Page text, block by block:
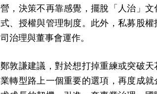
營，決策不再靠感覺，擺脫「人治」
式、授權與管理制度。此外，私募股
司治理與董事會運作。
鄭敦謙建議，對於想打掉重練或突破
業轉型路上一個重要的選項，再度成